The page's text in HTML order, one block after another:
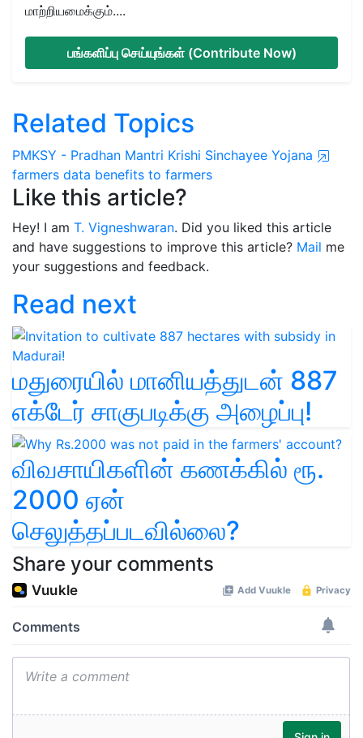
மாற்றியமைக்கும்....
பங்களிப்பு செய்யுங்கள் (Contribute Now)
Related Topics
PMKSY - Pradhan Mantri Krishi Sinchayee Yojana
farmers data benefits to farmers
Like this article?
Hey! I am T. Vigneshwaran. Did you liked this article
and have suggestions to improve this article? Mail me
your suggestions and feedback.
Read next
மதுரையில் மானியத்துடன் 887
எக்டேர் சாகுபடிக்கு அழைப்பு!
விவசாயிகளின் கணக்கில் ரூ.
2000 ஏன்
செலுத்தப்படவில்லை?
Share your comments